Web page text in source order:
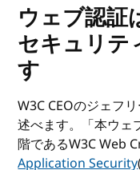
ウェブ認証
セキュリテ
す
W3C CEOのジェフ
述べます。「本ウェ
階であるW3C Web
Application Security